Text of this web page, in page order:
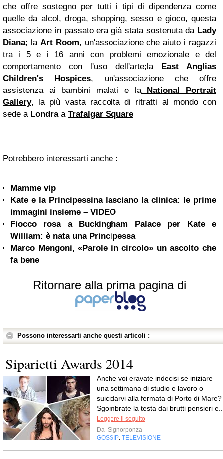
che offre sostegno per tutti i tipi di dipendenza come
quelle da alcol, droga, shopping, sesso e gioco, questa
associazione in passato era già stata sostenuta da Lady
Diana; la Art Room, un'associazione che aiuto i ragazzi
tra i 5 e i 16 anni con problemi emozionale e del
comportamento con l'uso dell'arte;la East Anglias
Children's Hospices, un'associazione che offre
assistenza ai bambini malati e laNational Portrait
Gallery, la più vasta raccolta di ritratti al mondo con
sede a Londraa Trafalgar Square
Potrebbero interessarti anche :
Mamme vip
Kate e la Principessina lasciano la clinica: le prime
immagini insieme – VIDEO
Fiocco rosa a Buckingham Palace per Kate e
William: è nata una Principessa
Marco Mengoni, «Parole in circolo» un ascolto che
fa bene
Ritornare alla prima pagina di
Possono interessarti anche questi articoli :
Siparietti Awards 2014
Anche voi eravate indecisi se iniziare
una settimana di studio e lavoro o
suicidarvi alla fermata di Porto di Mare?
Sgombrate la testa dai brutti pensieri
Leggere il seguito
Da Signorponza
GOSSIP TELEVISIONE